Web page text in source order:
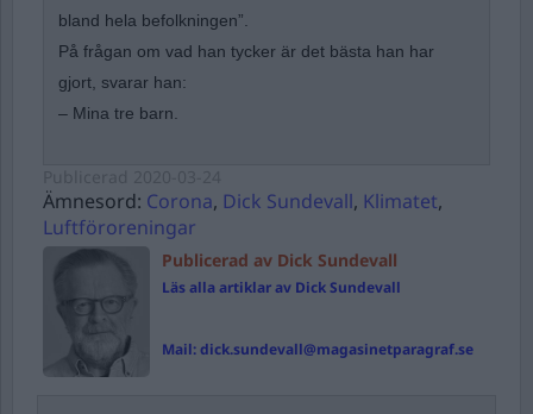
bland hela befolkningen”.
På frågan om vad han tycker är det bästa han har
gjort, svarar han:
– Mina tre barn.
Ämnesord: Corona, Dick Sundevall, Klimatet,
Luftföroreningar
Publicerad av Dick Sundevall
Läs alla artiklar av Dick Sundevall
Mail:dick.sundevall@magasinetparagraf.se